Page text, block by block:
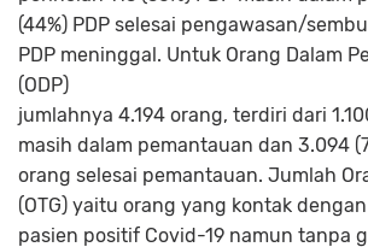
(44%) PDP selesai pengawasan/
PDP meninggal. Untuk Orang Dalam
(ODP)
jumlahnya 4.194 orang, terdiri dari
masih dalam pemantauan dan 3.094
orang selesai pemantauan. Jumlah
(OTG) yaitu orang yang kontak dengan
pasien positif Covid-19 namun tanpa